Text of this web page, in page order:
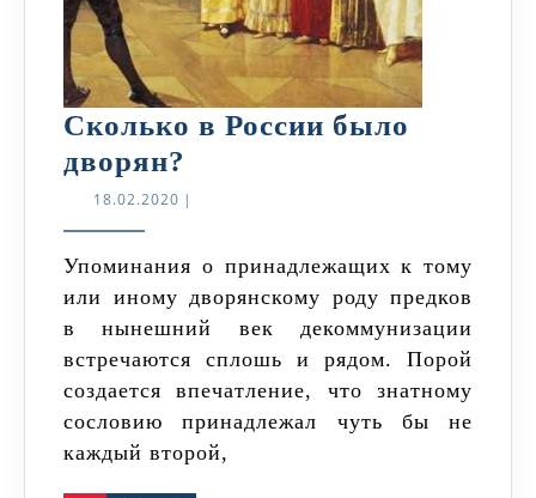
Сколько в России было
дворян?
в
было
дворян?
18.02.2020 18.02.2020
|
Упоминания о принадлежащих к тому
или иному дворянскому роду предков
в нынешний век декоммунизации
встречаются сплошь и рядом. Порой
создается впечатление, что знатному
сословию принадлежал чуть бы не
каждый второй,